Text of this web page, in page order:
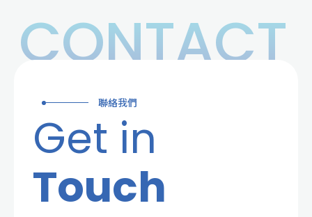
CONTACT
聯絡我們
Get in
Touch